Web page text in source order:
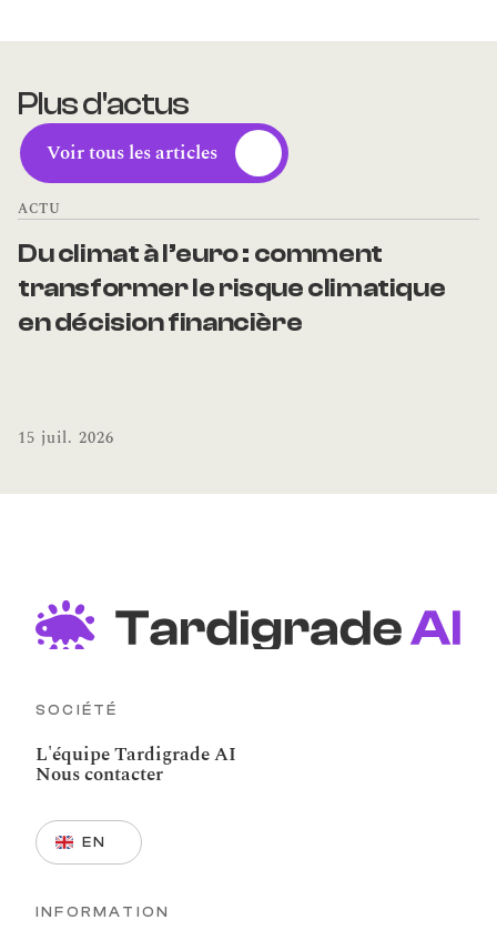
Plus d'actus
Voir tous les articles
ACTU
Du climat à l’euro : comment
transformer le risque climatique
en décision financière
15 juil. 2026
SOCIÉTÉ
L'équipe Tardigrade AI
Nous contacter
Select Language
EN
INFORMATION